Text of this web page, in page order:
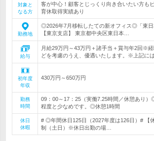
対象と
なる方
客が中心！顧客とじっくり向き合いたい方も
育休取得実績あり
勤務地
◎2026年7月移転したての新オフィス◎「東日
【東京支店】 東京都中央区東日本…
給与
月給29万円～43万円＋諸手当＋賞与年2回※
どを考慮のうえ、優遇いたします。※上記に
初年度
年収
430万円～650万円
勤務
時間
09：00～17：25（実働7.25時間／休憩あり
程度と少なめです。◎休憩1時間
休日
休暇
# ◎年間休日125日（2027年度は126日）# 【
制（土日）※休日出勤の場…